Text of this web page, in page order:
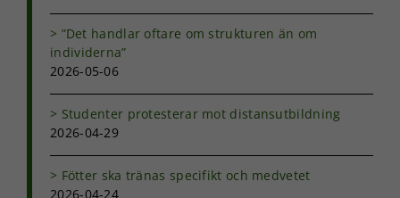
”Det handlar oftare om strukturen än om
individerna”
2026-05-06
Studenter protesterar mot distansutbildning
2026-04-29
Fötter ska tränas specifikt och medvetet
2026-04-24
och erbjudanden.